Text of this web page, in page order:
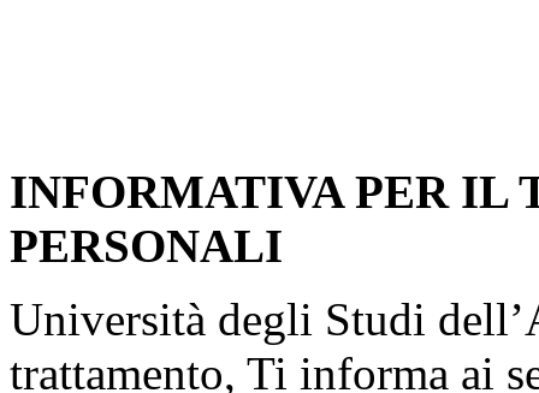
INFORMATIVA PER IL
PERSONALI
Università degli Studi
trattamento, Ti informa ai